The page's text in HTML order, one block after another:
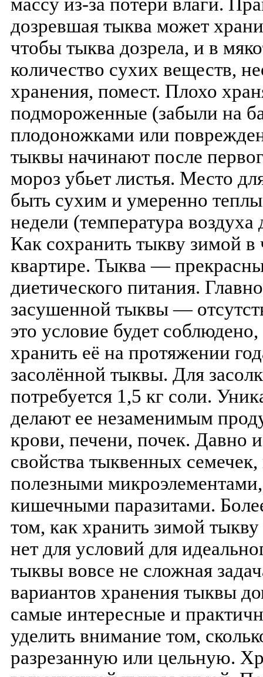
дозревшая тыква может
чтобы тыква дозрела, и в
количество сухих веществ,
хранения, помест. Плохо
подмороженные (забыли на
плодоножками или
тыквы начинают после
мороз убьет листья. Место
быть сухим и умеренно
недели (температура воздуха
Как сохранить тыкву зимой
квартире. Тыква —
диетического питания.
засушенной тыквы —
это условие будет
хранить её на протяжении
засолённой тыквы. Для
потребуется 1,5 кг соли.
делают ее незаменимым
крови, печени, почек. Давно
свойства тыквенных
полезными
кишечными паразитами.
том, как хранить зимой
нет для условий для
тыквы вовсе не сложная
вариантов хранения тыквы
самые интересные и
уделить внимание том,
разрезанную или цельную.